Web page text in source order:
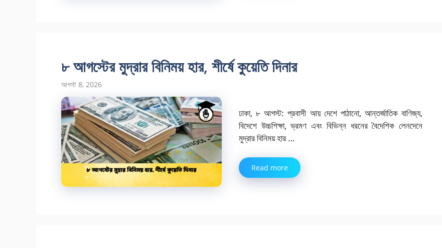
৮ আগস্টের মুদ্রার বিনিময় হার, শীর্ষে কুয়েতি দিনার
আগস্ট 8, 2026
ঢাকা, ৮ আগস্ট: প্রবাসী আয় দেশে পাঠানো, আন্তর্জাতিক বাণিজ্য,
বিদেশে উচ্চশিক্ষা, ভ্রমণ এবং বিভিন্ন ধরনের বৈদেশিক লেনদেনে
মুদ্রার বিনিময় হার …
Read more